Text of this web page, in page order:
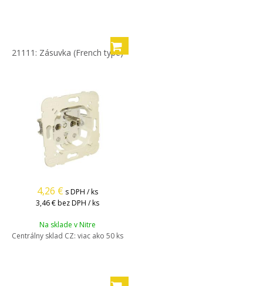
21111: Zásuvka (French type)
4,26 € s DPH / ks
3,46 € bez DPH / ks
Na sklade v Nitre
Centrálny sklad CZ: viac ako 50 ks